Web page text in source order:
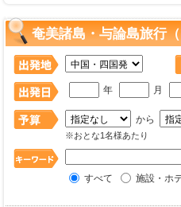
奄美諸島・与論島旅行
年 月
から
※おとな1名様あたり
すべて 施設・ホ